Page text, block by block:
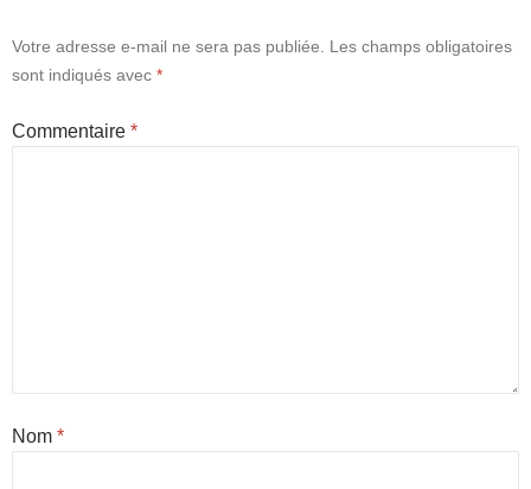
Votre adresse e-mail ne sera pas publiée.
Les champs obligatoires
sont indiqués avec *
Commentaire *
Nom *